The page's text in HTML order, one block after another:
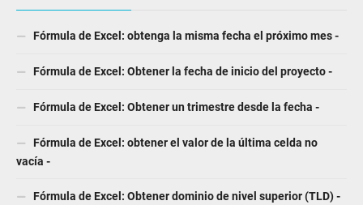
Fórmula de Excel: obtenga la misma fecha el próximo mes -
Fórmula de Excel: Obtener la fecha de inicio del proyecto -
Fórmula de Excel: Obtener un trimestre desde la fecha -
Fórmula de Excel: obtener el valor de la última celda no
vacía -
Fórmula de Excel: Obtener dominio de nivel superior (TLD) -